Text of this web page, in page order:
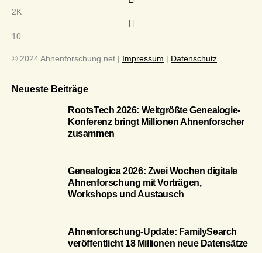
2K
10
© 2024 Ahnenforschung.net | Impressum | Datenschutz
Neueste Beiträge
RootsTech 2026: Weltgrößte Genealogie-
Konferenz bringt Millionen Ahnenforscher
zusammen
Genealogica 2026: Zwei Wochen digitale
Ahnenforschung mit Vorträgen,
Workshops und Austausch
Ahnenforschung-Update: FamilySearch
veröffentlicht 18 Millionen neue Datensätze